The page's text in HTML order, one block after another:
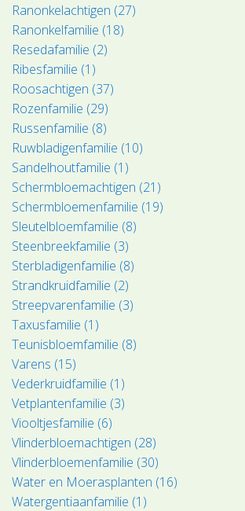
Ranonkelachtigen (27)
Ranonkelfamilie (18)
Resedafamilie (2)
Ribesfamilie (1)
Roosachtigen (37)
Rozenfamilie (29)
Russenfamilie (8)
Ruwbladigenfamilie (10)
Sandelhoutfamilie (1)
Schermbloemachtigen (21)
Schermbloemenfamilie (19)
Sleutelbloemfamilie (8)
Steenbreekfamilie (3)
Sterbladigenfamilie (8)
Strandkruidfamilie (2)
Streepvarenfamilie (3)
Taxusfamilie (1)
Teunisbloemfamilie (8)
Varens (15)
Vederkruidfamilie (1)
Vetplantenfamilie (3)
Viooltjesfamilie (6)
Vlinderbloemachtigen (28)
Vlinderbloemenfamilie (30)
Water en Moerasplanten (16)
Watergentiaanfamilie (1)